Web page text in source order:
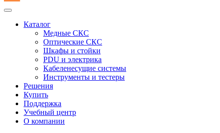
Каталог
Медные СКС
Оптические СКС
Шкафы и стойки
PDU и электрика
Кабеленесущие системы
Инструменты и тестеры
Решения
Купить
Поддержка
Учебный центр
О компании